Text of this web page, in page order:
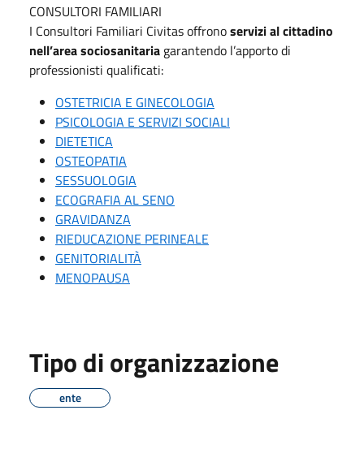
CONSULTORI FAMILIARI
I Consultori Familiari Civitas offronoservizi al cittadino
nell’area sociosanitaria garantendo l’apporto di
professionisti qualificati:
OSTETRICIA E GINECOLOGIA
PSICOLOGIA E SERVIZI SOCIALI
DIETETICA
OSTEOPATIA
SESSUOLOGIA
ECOGRAFIA AL SENO
GRAVIDANZA
RIEDUCAZIONE PERINEALE
GENITORIALITÀ
MENOPAUSA
Tipo di organizzazione
ente